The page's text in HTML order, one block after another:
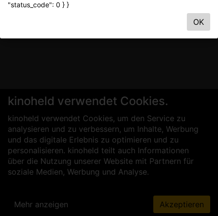
kinoheld verwendet Cookies.
kinoheld verwendet Cookies, um den Service zu
analysieren und zu verbessern, um Inhalte, Werbung
und das digitale Erlebnis zu optimieren und zu
personalisieren. kinoheld teilt auch Informationen
über die Nutzung unserer Website mit Partnern für
soziale Medien, Werbung und Analyse.
Mehr anzeigen Akzeptieren
"status_code": 0 } }
OK